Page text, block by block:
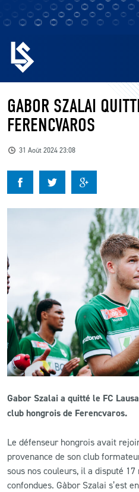
EQUIPES
BILLETTERIE
KIDS
CLUB
CONTACT
ACTUALITÉS
MATCH DES CELEBRITES
PRESSE ET MEDIAS
GABOR SZALAI
FERENCVAROS
31 Août 2024 23:08
Gabor Szalai a quitté le FC
club hongrois de Ferencvaros.
Le défenseur hongrois avait
provenance de son club
sous nos couleurs, il a disputé
confondues. Gàbor Szalai s’est